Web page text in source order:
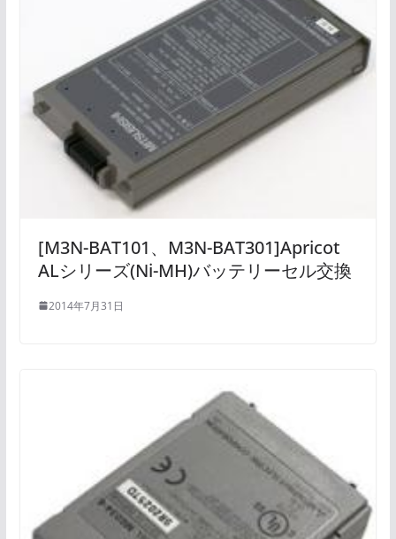
[M3N-BAT101、M3N-BAT301]Apricot
ALシリーズ(Ni-MH)バッテリーセル交換
2014年7月31日